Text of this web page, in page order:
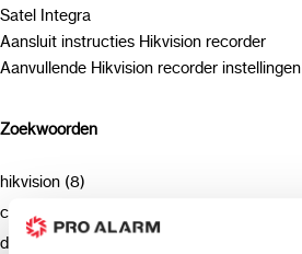
Satel Integra
Aansluit instructies Hikvision recorder
Aanvullende Hikvision recorder instellingen
Zoekwoorden
hikvision (8)
camera (7)
deurbel (4)